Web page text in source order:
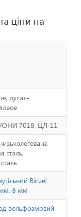
ціни на
рутил-
7018, ЦЛ-11
сталь,
Binzel
мм, 8 мм
вольфрамовий